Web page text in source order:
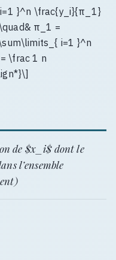
}^n \frac{y_i}{π_1}
π_1 =
i=1 }^n
\frac 1 n
de $x_i$ dont le
l’ensemble